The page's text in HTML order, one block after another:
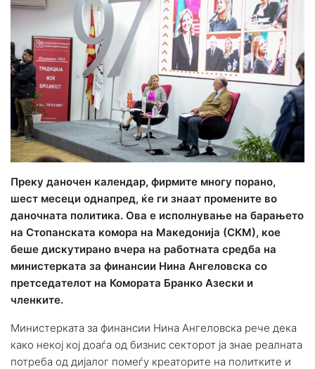
Преку даночен календар, фирмите многу порано,
шест месеци однапред, ќе ги знаат промените во
даночната политика. Ова е исполнување на барањето
на Стопанската комора на Македонија (СКМ), кое
беше дискутирано вчера на работната средба на
министерката за финансии Нина Ангеловска со
претседателот на Комората Бранко Азески и
членките.
Министерката за финансии Нина Ангеловска рече дека
како некој кој доаѓа од бизнис секторот ја знае реалната
потреба од дијалог помеѓу креаторите на политките и